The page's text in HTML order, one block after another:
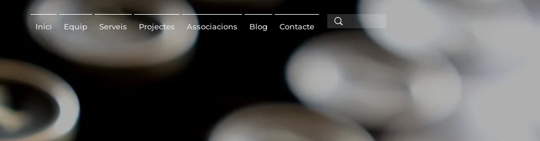
Inici Equip Serveis Projectes Associacions Blog Contacte